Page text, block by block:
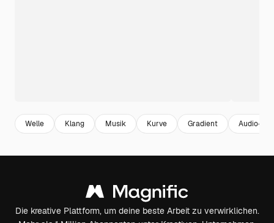
Welle Klang Musik Kurve Gradient Audio-
Die kreative Plattform, um deine beste Arbeit zu verwirklichen.